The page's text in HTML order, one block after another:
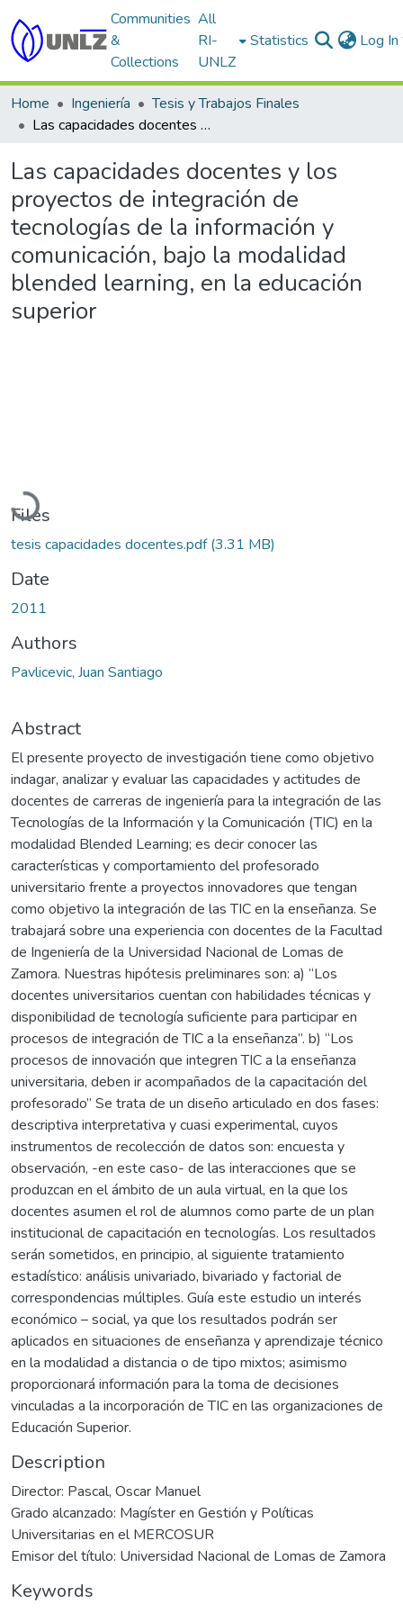
Communities
&
Collections
All
RI-
UNLZ
Statistics Log In
Home Ingeniería
Tesis y Trabajos Finales
Las capacidades docentes y los proyectos de integración de tecnologías de la información y comunicación, bajo la modalidad blended learning, en la educación superior
Las capacidades docentes y los
proyectos de integración de
tecnologías de la información y
comunicación, bajo la modalidad
blended learning, en la educación
superior
Loading...
Files
tesis capacidades docentes.pdf(3.31 MB)
Date
2011
Authors
Pavlicevic, Juan Santiago
Abstract
El presente proyecto de investigación tiene como objetivo
indagar, analizar y evaluar las capacidades y actitudes de
docentes de carreras de ingeniería para la integración de las
Tecnologías de la Información y la Comunicación (TIC) en la
modalidad Blended Learning; es decir conocer las
características y comportamiento del profesorado
universitario frente a proyectos innovadores que tengan
como objetivo la integración de las TIC en la enseñanza. Se
trabajará sobre una experiencia con docentes de la Facultad
de Ingeniería de la Universidad Nacional de Lomas de
Zamora. Nuestras hipótesis preliminares son: a) “Los
docentes universitarios cuentan con habilidades técnicas y
disponibilidad de tecnología suficiente para participar en
procesos de integración de TIC a la enseñanza”. b) “Los
procesos de innovación que integren TIC a la enseñanza
universitaria, deben ir acompañados de la capacitación del
profesorado” Se trata de un diseño articulado en dos fases:
descriptiva interpretativa y cuasi experimental, cuyos
instrumentos de recolección de datos son: encuesta y
observación, -en este caso- de las interacciones que se
produzcan en el ámbito de un aula virtual, en la que los
docentes asumen el rol de alumnos como parte de un plan
institucional de capacitación en tecnologías. Los resultados
serán sometidos, en principio, al siguiente tratamiento
estadístico: análisis univariado, bivariado y factorial de
correspondencias múltiples. Guía este estudio un interés
económico – social, ya que los resultados podrán ser
aplicados en situaciones de enseñanza y aprendizaje técnico
en la modalidad a distancia o de tipo mixtos; asimismo
proporcionará información para la toma de decisiones
vinculadas a la incorporación de TIC en las organizaciones de
Educación Superior.
Description
Director: Pascal, Oscar Manuel
Grado alcanzado: Magíster en Gestión y Políticas
Universitarias en el MERCOSUR
Emisor del título: Universidad Nacional de Lomas de Zamora
Keywords